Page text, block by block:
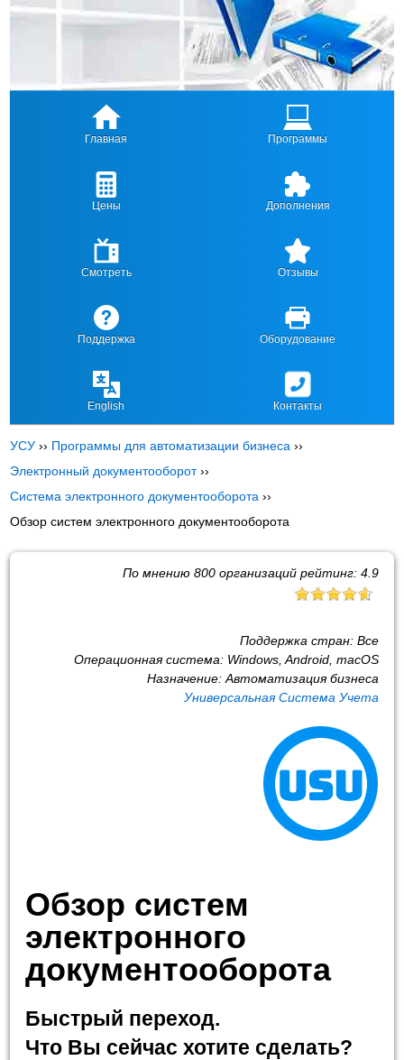
Главная Программы
Цены Дополнения
Смотреть Отзывы
Поддержка Оборудование
English Контакты
УСУ ›› Программы для автоматизации бизнеса ››
Электронный документооборот››
Система электронного документооборота ››
Обзор систем электронного документооборота
По мнению 800организаций рейтинг: 4.9
Поддержка стран: Все
Операционная система: Windows, Android, macOS
Назначение: Автоматизация бизнеса
Универсальная Система Учета
Обзор систем
электронного
документооборота
Быстрый переход.
Что Вы сейчас хотите сделать?